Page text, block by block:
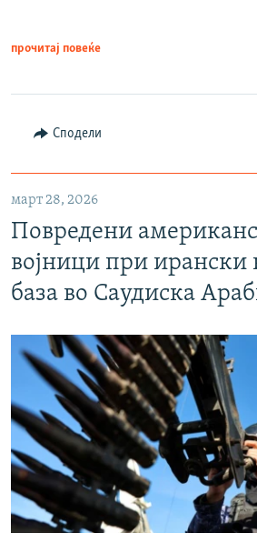
прочитај повеќе
Сподели
март 28, 2026
Повредени
војници при ирански
база во Саудиска